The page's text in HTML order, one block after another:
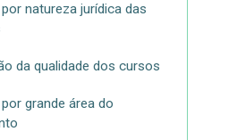
natureza jurídica das
da qualidade dos cursos
grande área do